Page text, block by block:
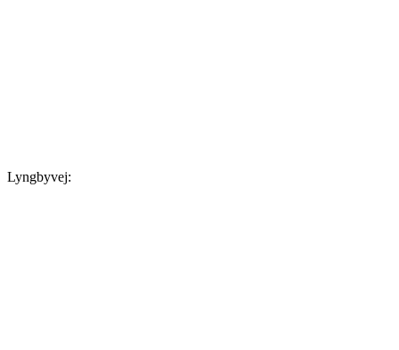
Lyngbyvej: